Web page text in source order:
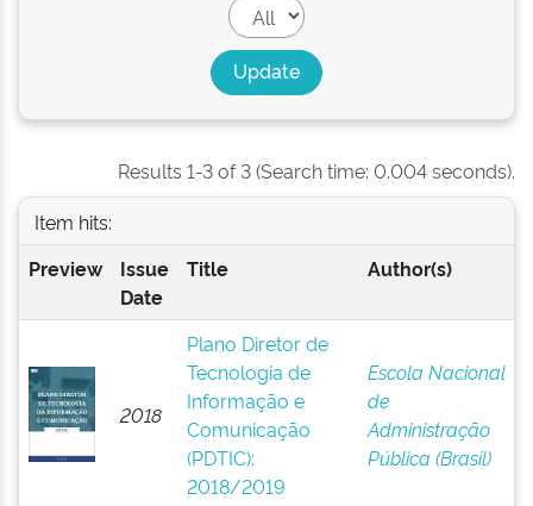
Results 1-3 of 3 (Search time: 0.004 seconds).
Item hits:
Preview
Issue
Date
Title Author(s)
2018
Plano Diretor de
Tecnologia de
Informação e
Comunicação
(PDTIC):
2018/2019
Escola Nacional
de
Administração
Pública (Brasil)